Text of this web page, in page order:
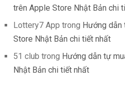
trên Apple Store Nhật Bản chi
Lottery7 App trong Hướng
Store Nhật Bản chi tiết nhất
51 club trong Hướng dẫn tự
Nhật Bản chi tiết nhất